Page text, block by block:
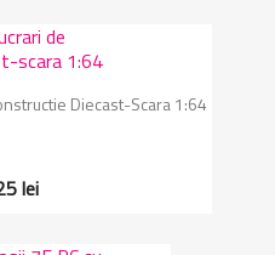
Diecast-Scara 1:64
lei